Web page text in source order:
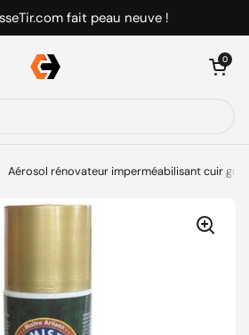
fait peau neuve !
Ouvrir le
0
Aérosol rénovateur imperméabilisant cuir